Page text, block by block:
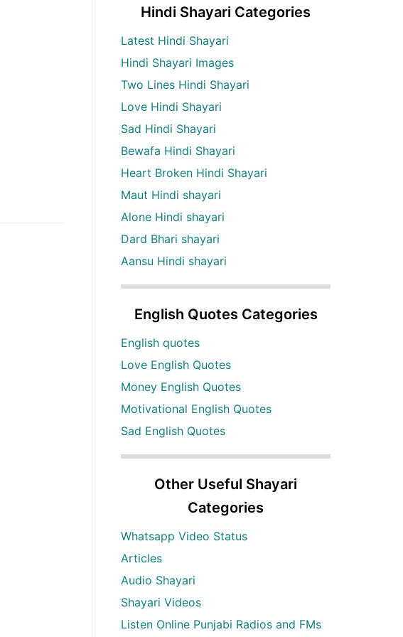
Hindi Shayari Categories
Latest Hindi Shayari
Hindi Shayari Images
Two Lines Hindi Shayari
Love Hindi Shayari
Sad Hindi Shayari
Bewafa Hindi Shayari
Heart Broken Hindi Shayari
Maut Hindi shayari
Alone Hindi shayari
Dard Bhari shayari
Aansu Hindi shayari
English Quotes Categories
English quotes
Love English Quotes
Money English Quotes
Motivational English Quotes
Sad English Quotes
Other Useful Shayari
Categories
Whatsapp Video Status
Articles
Audio Shayari
Shayari Videos
Listen Online Punjabi Radios and FMs